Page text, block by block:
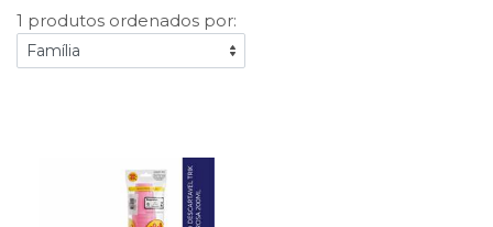
1 produtos ordenados por: